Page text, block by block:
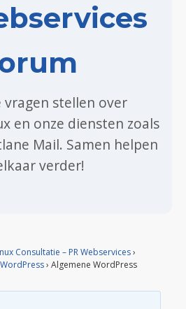
vragen stellen over
en onze diensten zoals
Mail. Samen helpen
verder!
Consultatie – PR Webservices›
› Algemene WordPress